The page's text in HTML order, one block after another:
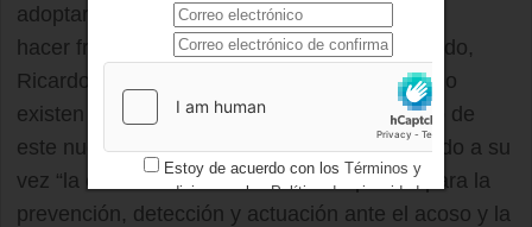
adoptar medidas de acción positiva para
hacer frente a esta ‘sextorsion’” En este sentido,
Ricardo Díaz ha señalado que“actualmente no
existen planes preventivos contra el aumento de
este nuevo fenómeno delictivo” y ha reclamado a su
vez “la elaboración de una serie de pautas para la
prevención, detección y actuación ante el acoso y la
Estoy de acuerdo con los Términos y
condicionesy losPolítica de privacidad